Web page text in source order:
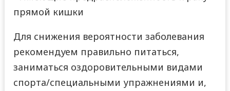
прямой кишки
Для снижения вероятности заболевания
рекомендуем правильно питаться,
заниматься оздоровительными видами
спорта/специальными упражнениями и,